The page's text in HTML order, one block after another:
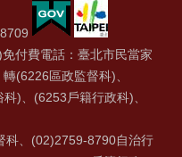
付費電話：臺北市民當家
(6226區政監督科)、
)、(6253戶籍行政科)、
科、(02)2759-8790自治行